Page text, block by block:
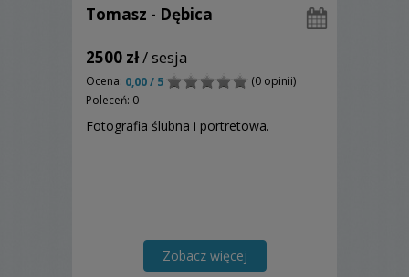
Tomasz - Dębica
2500 zł/ sesja
Ocena: 0,00 / 5
(0 opinii)
Poleceń: 0
Fotografia ślubna i portretowa.
Zobacz więcej